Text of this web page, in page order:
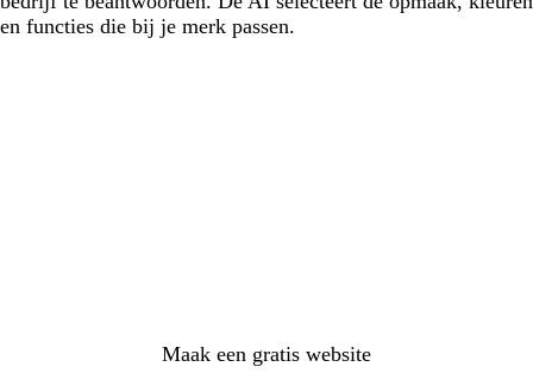
en functies die bij je merk passen.
Maak een gratis website